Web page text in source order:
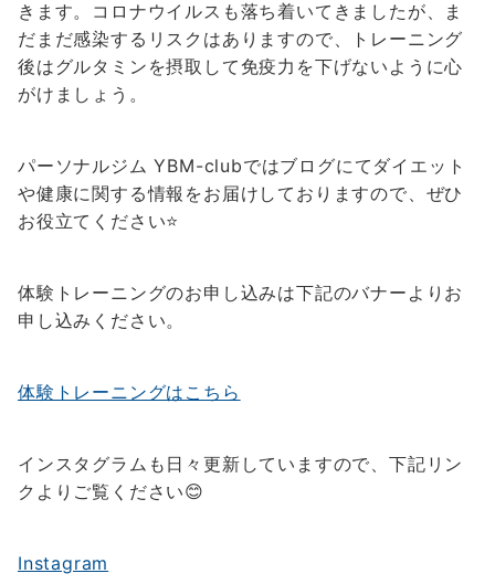
きます。コロナウイルスも落ち着いてきましたが、ま
だまだ感染するリスクはありますので、トレーニング
後はグルタミンを摂取して免疫力を下げないように心
がけましょう。
パーソナルジム YBM-clubではブログにてダイエット
や健康に関する情報をお届けしておりますので、ぜひ
お役立てください⭐️
体験トレーニングのお申し込みは下記のバナーよりお
申し込みください。
体験トレーニングはこちら
インスタグラムも日々更新していますので、下記リン
クよりご覧ください😊
Instagram